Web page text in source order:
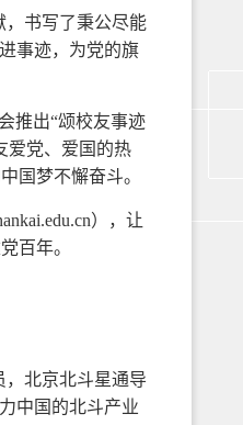
，书写了秉公尽能
事迹，为党的旗
推出“颂校友事迹
爱党、爱国的热
国梦不懈奋斗。
），让
百年。
，北京北斗星通导
中国的北斗产业